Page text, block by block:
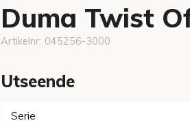
Duma Twist
Artikelnr: 045256-3000
Utseende
Serie